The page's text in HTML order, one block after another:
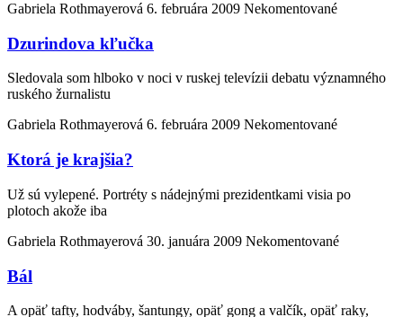
Gabriela Rothmayerová 6. februára 2009 Nekomentované
Dzurindova kľučka
Sledovala som hlboko v noci v ruskej televízii debatu významného
ruského žurnalistu
Gabriela Rothmayerová 6. februára 2009 Nekomentované
Ktorá je krajšia?
Už sú vylepené. Portréty s nádejnými prezidentkami visia po
plotoch akože iba
Gabriela Rothmayerová 30. januára 2009 Nekomentované
Bál
A opäť tafty, hodváby, šantungy, opäť gong a valčík, opäť raky,